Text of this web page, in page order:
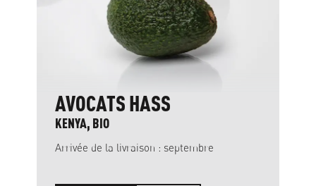
AVOCATS HASS
KENYA, BIO
Arrivée de la livraison : septembre